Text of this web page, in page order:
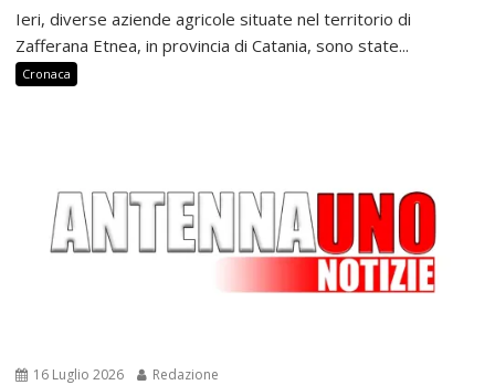
Ieri, diverse aziende agricole situate nel territorio di
Zafferana Etnea, in provincia di Catania, sono state...
Cronaca
16 Luglio 2026 Redazione